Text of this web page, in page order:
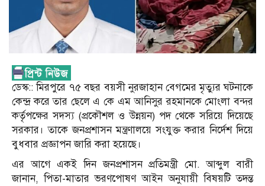
ডেস্ক:: মিরপুরে ৭৫ বছর বয়সী নুরজাহান বেগমের মৃত্যুর ঘটনাকে
কেন্দ্র করে তার ছেলে এ কে এম আনিসুর রহমানকে মোংলা বন্দর
কর্তৃপক্ষের সদস্য (প্রকৌশল ও উন্নয়ন) পদ থেকে সরিয়ে দিয়েছে
সরকার। তাকে জনপ্রশাসন মন্ত্রণালয়ে সংযুক্ত করার নির্দেশ দিয়ে
বুধবার প্রজ্ঞাপন জারি করা হয়েছে।
এর আগে একই দিন জনপ্রশাসন প্রতিমন্ত্রী মো. আব্দুল বারী
জানান, পিতা-মাতার ভরণপোষণ আইন অনুযায়ী বিষয়টি তদন্ত